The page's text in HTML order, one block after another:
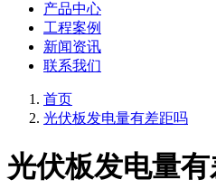
产品中心
工程案例
新闻资讯
联系我们
首页
光伏板发电量有差距吗
光伏板发电量